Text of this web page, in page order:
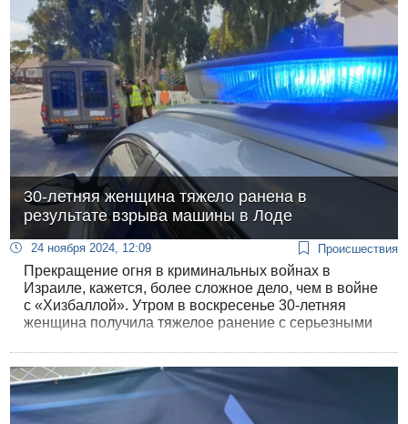
30-летняя женщина тяжело ранена в
результате взрыва машины в Лоде
24 ноября 2024, 12:09 Происшествия
Прекращение огня в криминальных войнах в
Израиле, кажется, более сложное дело, чем в войне
с «Хизбаллой». Утром в воскресенье 30-летняя
женщина получила тяжелое ранение с серьезными
Соколов в Лоде. Парамедики МАДА оказали первую
помощь и доставили ее в больницу «Асаф а-рофе»
с обширными ожогами.